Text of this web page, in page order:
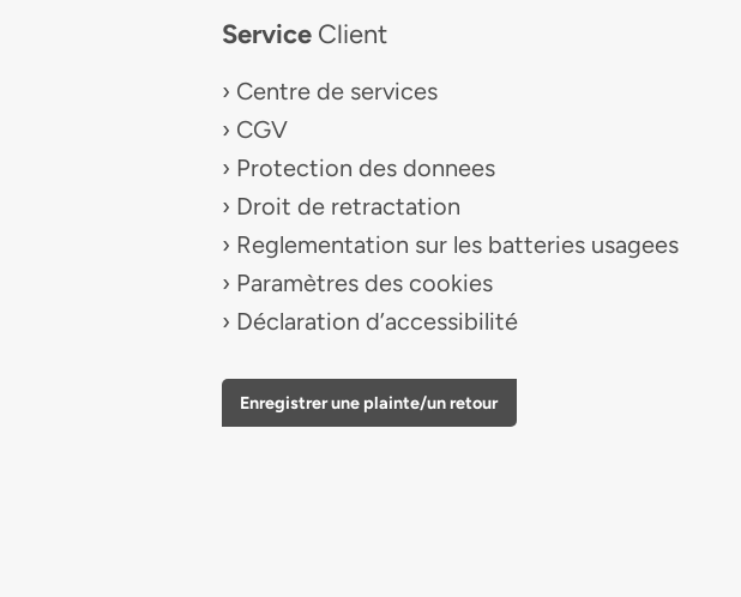
ServiceClient
Centre de services
CGV
Protection des donnees
Droit de retractation
Reglementation sur les batteries usagees
Paramètres des cookies
Déclaration d’accessibilité
Enregistrer une plainte/un retour